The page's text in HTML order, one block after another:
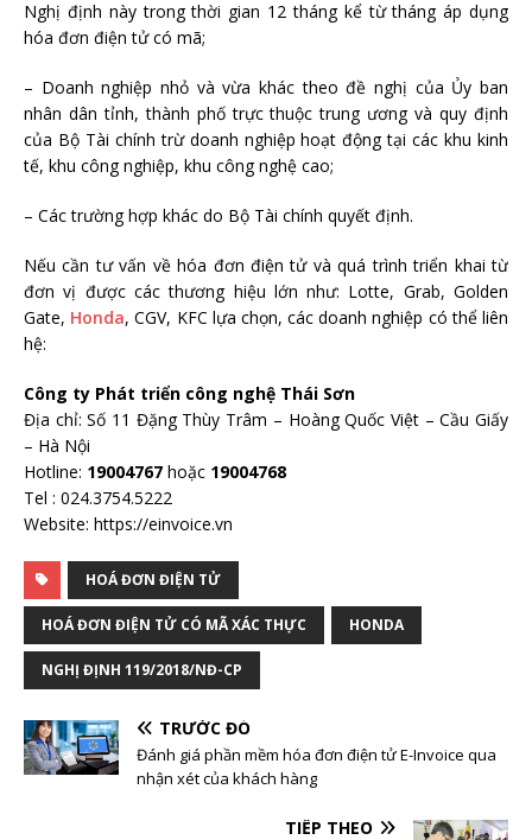
Nghị định này trong thời gian 12 tháng kể từ tháng áp dụng
hóa đơn điện tử có mã;
– Doanh nghiệp nhỏ và vừa khác theo đề nghị của Ủy ban
nhân dân tỉnh, thành phố trực thuộc trung ương và quy định
của Bộ Tài chính trừ doanh nghiệp hoạt động tại các khu kinh
tế, khu công nghiệp, khu công nghệ cao;
– Các trường hợp khác do Bộ Tài chính quyết định.
Nếu cần tư vấn về hóa đơn điện tử và quá trình triển khai từ
đơn vị được các thương hiệu lớn như: Lotte, Grab, Golden
Gate, Honda, CGV, KFC lựa chọn, các doanh nghiệp có thể liên
hệ:
Công ty Phát triển công nghệ Thái Sơn
Địa chỉ: Số 11 Đặng Thùy Trâm – Hoàng Quốc Việt – Cầu Giấy
– Hà Nội
Hotline: 19004767 hoặc 19004768
Tel : 024.3754.5222
Website: https://einvoice.vn
HOÁ ĐƠN ĐIỆN TỬ
HOÁ ĐƠN ĐIỆN TỬ CÓ MÃ XÁC THỰC HONDA
NGHỊ ĐỊNH 119/2018/NĐ-CP
TRƯỚC ĐÓ
Đánh giá phần mềm hóa đơn điện tử E-Invoice qua
nhận xét của khách hàng
TIẾP THEO